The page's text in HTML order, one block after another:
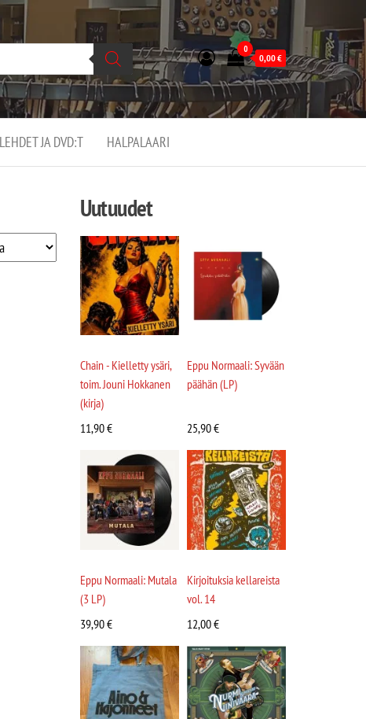
0
0,00€
JA DVD:T HALPALAARI
Uutuudet
Chain - Kielletty ysäri,
toim. Jouni Hokkanen
(kirja)
11,90€
Eppu Normaali: Syvään
päähän (LP)
25,90€
Eppu Normaali: Mutala
(3 LP)
39,90€
Kirjoituksia kellareista
vol. 14
12,00€